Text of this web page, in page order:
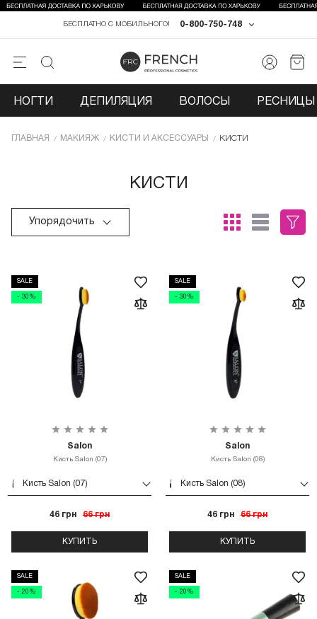
0-800-750-748
БЕСПЛАТНО С МОБИЛЬНОГО!
НОГТИ ДЕПИЛЯЦИЯ ВОЛОСЫ РЕСНИЦЫ
ГЛАВНАЯ МАКИЯЖ КИСТИ И АКСЕССУАРЫ КИСТИ
КИСТИ
Упорядочить
SALE
- 30%
Salon
Кисть Salon (07)
Кисть Salon (07)
46 грн 66 грн
КУПИТЬ
SALE
- 30%
Salon
Кисть Salon (08)
Кисть Salon (08)
46 грн 66 грн
КУПИТЬ
SALE
- 20%
SALE
- 20%